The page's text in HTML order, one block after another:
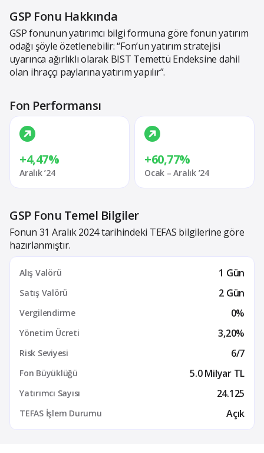
GSP Fonu Hakkında
GSP fonunun yatırımcı bilgi formuna göre fonun yatırım
odağı şöyle özetlenebilir: “Fon’un yatırım stratejisi
uyarınca ağırlıklı olarak BIST Temettü Endeksine dahil
olan ihraççı paylarına yatırım yapılır”.
Fon Performansı
+4,47%
Aralık ’24
+60,77%
Ocak – Aralık ’24
GSP Fonu Temel Bilgiler
Fonun 31 Aralık 2024 tarihindeki TEFAS bilgilerine göre
hazırlanmıştır.
Alış Valörü 1 Gün
Satış Valörü 2 Gün
Vergilendirme 0%
Yönetim Ücreti 3,20%
Risk Seviyesi 6/7
Fon Büyüklüğü 5.0 Milyar TL
Yatırımcı Sayısı 24.125
TEFAS İşlem Durumu Açık